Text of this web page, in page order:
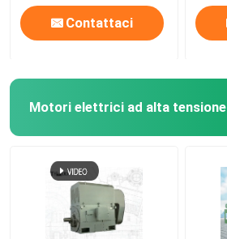
Contattaci
Motori elettrici ad alta tensione